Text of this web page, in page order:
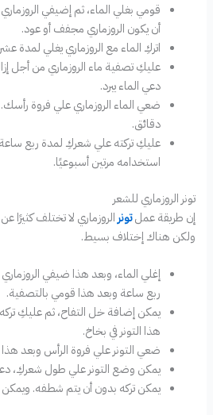
قومي بغلي الماء، ثم إضيفي
أن يكون الروزماري مجفف أو عود.
اتركِ الماء مع الروزماري يغلي لمدة
عليكِ تصفية ماء الروزماري من أجل
دعي الماء يبرد.
ضعي الماء الروزماري علي فروة
دقائق.
عليكِ تركته علي شعركِ لمدة ربع
استخدامه مرتين أسبوعيًا.
تونر الروزماري للشعر
إن طريقة عملتونر الروزماري لا تختلف كثيرًا
ولكن هناك إختلاف بسيط.
إغلي الماء، وبعد هذا ضيفي
ربع ساعة وبعد هذا قومي بالتصفية.
يمكن إضافة خل التفاح، ثم عليكِ
هذا التونر في بخاخ.
ضعي التونر علي فروة الرأس وبعد
يمكن وضع التونر علي طول شعركِ، دعي لمدة
يمكن تركه بدون أن يتم شطفه. ويمكن